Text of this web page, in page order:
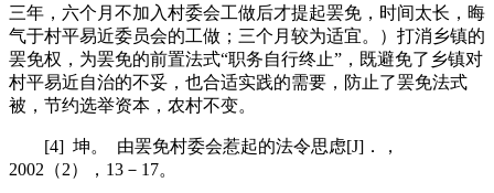
三年，六个月不加入村委会工做后才提起罢免，时间太长，晦
气于村平易近委员会的工做；三个月较为适宜。）打消乡镇的
罢免权，为罢免的前置法式“职务自行终止”，既避免了乡镇对
村平易近自治的不妥，也合适实践的需要，防止了罢免法式
被，节约选举资本，农村不变。
[4] 坤。 由罢免村委会惹起的法令思虑[J]．，
2002（2），13－17。